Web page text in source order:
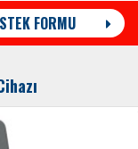
FORMU